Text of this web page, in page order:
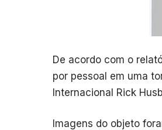
De acordo com o
por pessoal em uma
Internacional Rick
Imagens do objeto